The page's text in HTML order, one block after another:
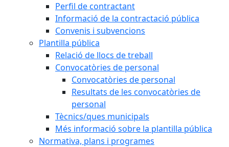
Perfil de contractant
Informació de la contractació pública
Convenis i subvencions
Plantilla pública
Relació de llocs de treball
Convocatòries de personal
Convocatòries de personal
Resultats de les convocatòries de
personal
Tècnics/ques municipals
Més informació sobre la plantilla pública
Normativa, plans i programes